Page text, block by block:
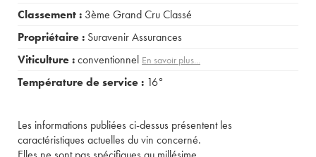
Classement : 3ème Grand Cru Classé
Propriétaire : Suravenir Assurances
Viticulture :conventionnel En savoir plus...
Température de service : 16°
Les informations publiées ci-dessus présentent les
caractéristiques actuelles du vin concerné.